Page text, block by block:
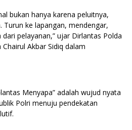
bukan hanya karena peluitnya,
Turun ke lapangan, mendengar,
pelayanan,” ujar Dirlantas Polda
Akbar Sidiq dalam
Menyapa” adalah wujud nyata
Polri menuju pendekatan